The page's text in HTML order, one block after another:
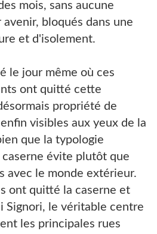
mois, sans aucune
bloqués dans une
et d'isolement.
le jour même où ces
ont quitté cette
propriété de
visibles aux yeux de la
que la typologie
évite plutôt que
avec le monde extérieur.
ont quitté la caserne et
Signori, le véritable centre
les principales rues